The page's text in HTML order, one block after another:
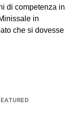
di competenza in
in
che si dovesse